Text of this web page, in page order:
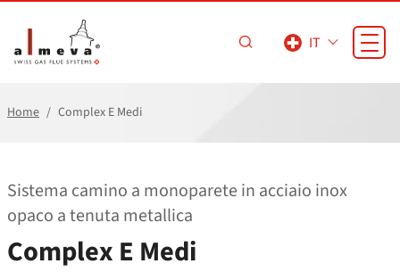
IT
Home Complex E Medi
Sistema camino a monoparete in acciaio inox
opaco a tenuta metallica
Complex E Medi